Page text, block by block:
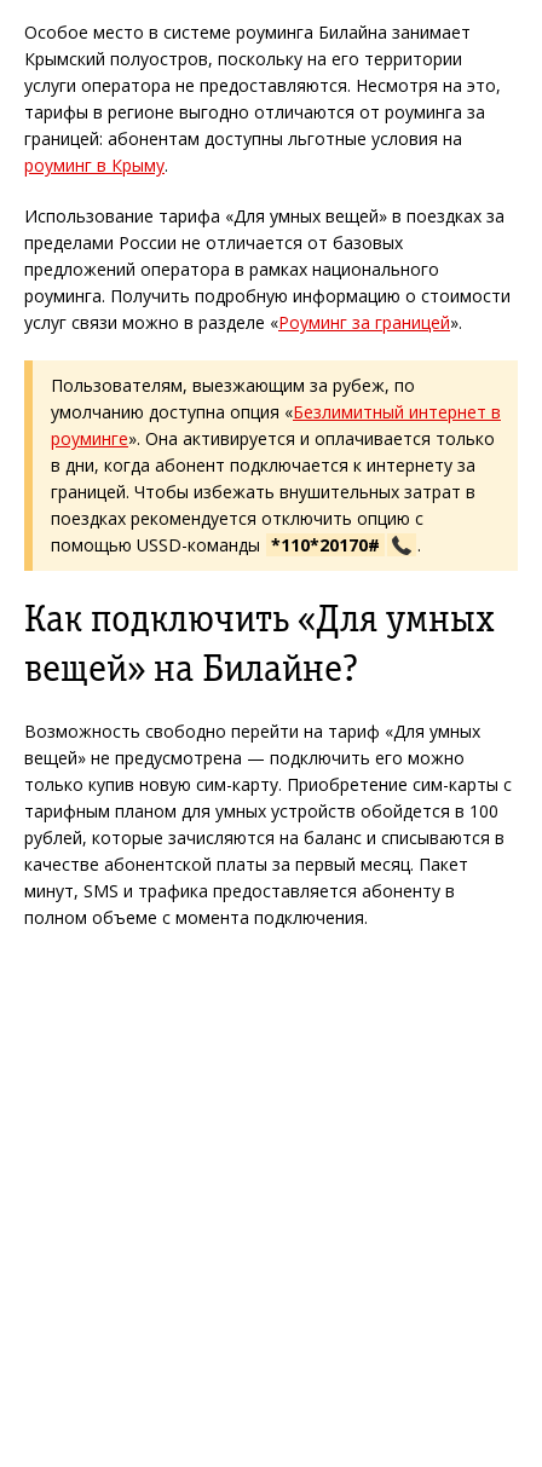
Особое место в системе роуминга Билайна занимает
Крымский полуостров, поскольку на его территории
услуги оператора не предоставляются. Несмотря на это,
тарифы в регионе выгодно отличаются от роуминга за
границей: абонентам доступны льготные условия на
роуминг в Крыму.
Использование тарифа «Для умных вещей» в поездках за
пределами России не отличается от базовых
предложений оператора в рамках национального
роуминга. Получить подробную информацию о стоимости
услуг связи можно в разделе «Роуминг за границей».
Пользователям, выезжающим за рубеж, по
умолчанию доступна опция «Безлимитный интернет в
роуминге». Она активируется и оплачивается только
в дни, когда абонент подключается к интернету за
границей. Чтобы избежать внушительных затрат в
поездках рекомендуется отключить опцию с
помощью USSD-команды *110*20170# .
Как подключить «Для умных
вещей» на Билайне?
Возможность свободно перейти на тариф «Для умных
вещей» не предусмотрена — подключить его можно
только купив новую сим-карту. Приобретение сим-карты с
тарифным планом для умных устройств обойдется в 100
рублей, которые зачисляются на баланс и списываются в
качестве абонентской платы за первый месяц. Пакет
минут, SMS и трафика предоставляется абоненту в
полном объеме с момента подключения.